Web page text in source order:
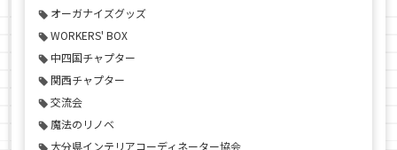
オーガナイズグッズ
WORKERS' BOX
中四国チャプター
関西チャプター
交流会
魔法のリノベ
大分県インテリアコーディネーター協会